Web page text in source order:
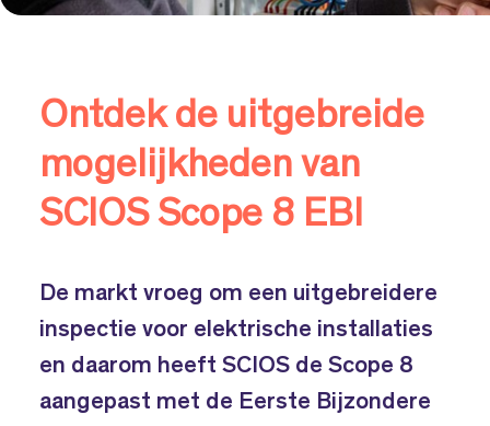
Ontdek de uitgebreide
mogelijkheden van
SCIOS Scope 8 EBI
De markt vroeg om een uitgebreidere
inspectie voor elektrische installaties
en daarom heeft SCIOS de Scope 8
aangepast met de Eerste Bijzondere